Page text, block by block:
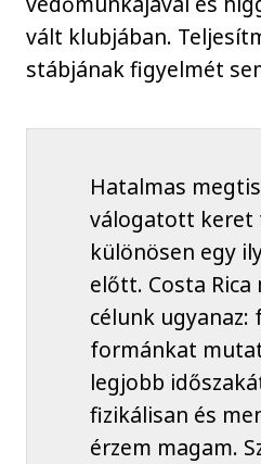
vált klubjában.
stábjának figyelmét
Hatalmas
válogatott keret
különösen egy
előtt. Costa Rica
célunk ugyanaz:
formánkat
legjobb
fizikálisan és
érzem magam.